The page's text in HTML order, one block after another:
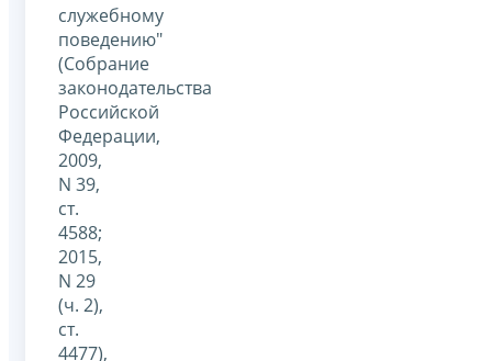
служебному
поведению"
(Собрание
законодательства
Российской
Федерации,
2009,
N 39,
ст.
4588;
2015,
N 29
(ч. 2),
ст.
4477),